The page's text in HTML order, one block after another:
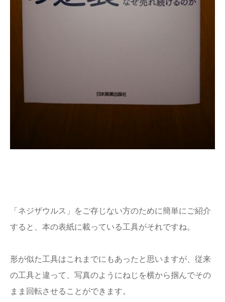
「ネジザウルス」をご存じない方のために簡単にご紹介
すると、本の表紙に載っている工具がそれですね。
形が似た工具はこれまでにもあったと思いますが、従来
の工具と違って、写真のようにねじを横から掴んでその
まま回転させることができます。